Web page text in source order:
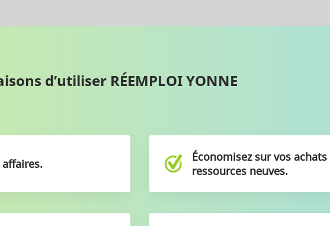
d’utiliser RÉEMPLOI YONNE
affaires.
Économisez sur vos achats
ressources neuves.